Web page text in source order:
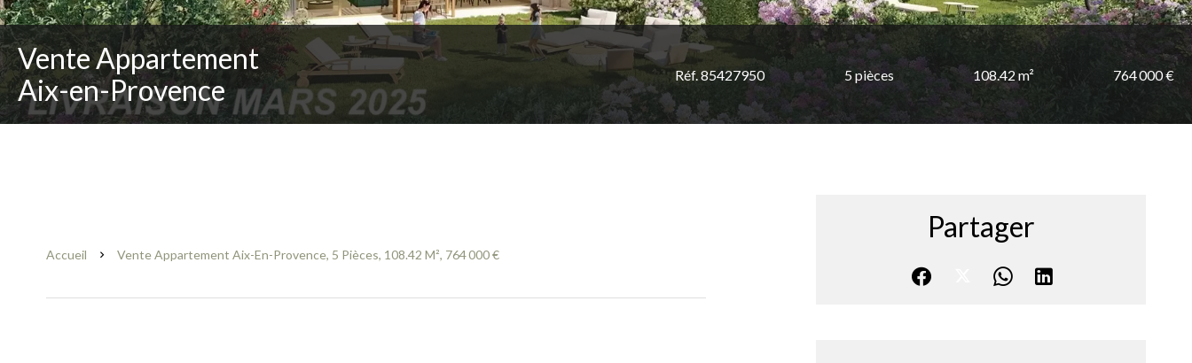
Vente Appartement
Aix-en-Provence
Réf. 85427950 5 pièces 108.42 m² 764 000 €
Accueil Vente Appartement Aix-En-Provence, 5 Pièces, 108.42 M², 764 000 €
Partager